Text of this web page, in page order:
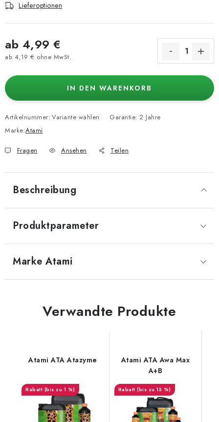
Lieferoptionen
ab 4,99 €
ab 4,19 € ohne MwSt.
IN DEN WARENKORB
Artikelnummer: Variante wählen
Marke:Atami
Garantie: 2 Jahre
Fragen Ansehen Teilen
Beschreibung
Produktparameter
Marke Atami
Verwandte Produkte
Atami ATA Atazyme
(bis zu 1 %)
Atami ATA Awa Max
A+B
(bis zu 15 %)